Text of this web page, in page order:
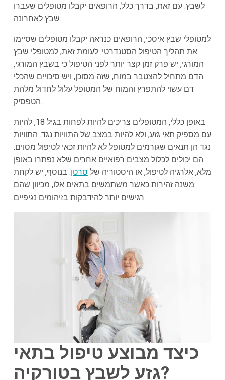
לשבץ. עם זאת, בדרך כלל, הרופאים יקבלו מטופלים שעברו
שבץ לאחרונה.
למטופלי שבץ איסכי, הרופאים כנראה יקבלו מטופלים שסיימו
את תהליך הטיפול הסטנדרטי. לעומת זאת, למטופלי שבץ
המורגי, יש פרק זמן קצר יותר לפני הטיפול כי בשבץ המורגי,
הדם מתחיל להצטבר במוח, שזה מסוכן, ויש סיכויים שהכלי
דם עשוי להתפרץ והמוח של המטופל עלול לחדול מלהת
הטפסיק.
באופן כללי, המטופלים צריכים להיות לפחות בגיל 18, להיות
עם מספיק תאי גזע, ולא להיות במצב של התוויות נגד. התוויות
נגד הן תנאים שגורמים למטופל לא להיות זכאי לטיפול מסוים.
הם יכולים לכלול מצבים רפואיים אחרים שלא נפתרו באופן
מלא, אלרגיה לטיפול, או היסטוריה של סרטן. בנוסף, יש לקחת
משנה זהירות כאשר משתמשים בתאים אלו, מכיוון שהם
רגישים יותר להידבקות בזיהומים נגיפיים.
כיצד מבוצע טיפול בתאי
גזע לשבץ בטורקיה?